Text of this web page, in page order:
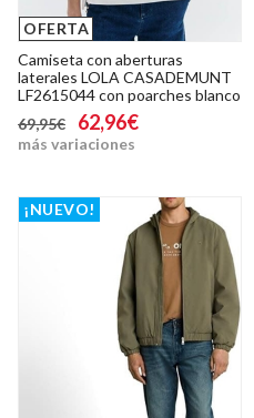
OFERTA
Camiseta con aberturas
laterales LOLA CASADEMUNT
LF2615044 con poarches blanco
69,95€
62,96€
más variaciones
¡NUEVO!